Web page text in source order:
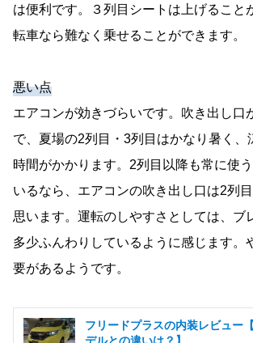
は便利です。３列目シートは上げること
転車なら難なく乗せることができます。
悪い点
エアコンが効きづらいです。吹き出し口
で、夏場の2列目・3列目はかなり暑く、
時間がかかります。2列目以降も常に使
いるなら、エアコンの吹き出し口は2列
思います。運転のしやすさとしては、ブ
多少ふんわりしているように感じます。
要があるようです。
フリードプラスの内装レビュー
デルとの違いは？】